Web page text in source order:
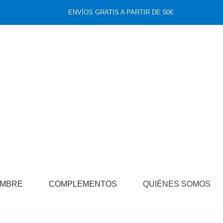
ENVÍOS GRATIS A PARTIR DE 50€
COMPLEMENTOS QUIÉNES SOMOS